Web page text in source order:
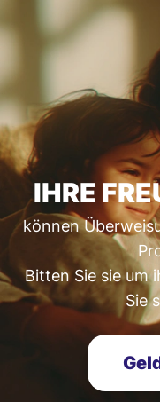
IHRE
können
Bitten Sie sie um
Sie